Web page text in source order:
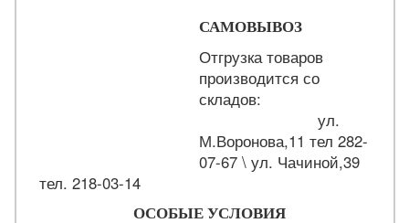
САМОВЫВОЗ
Отгрузка товаров
производится со
складов:
ул.
М.Воронова,11 тел 282-
07-67 \ ул. Чачиной,39
тел. 218-03-14
ОСОБЫЕ УСЛОВИЯ